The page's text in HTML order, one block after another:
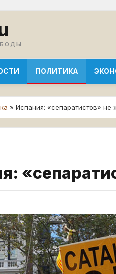
ПОЛИТИКА
» Испания: «сепаратистов» не